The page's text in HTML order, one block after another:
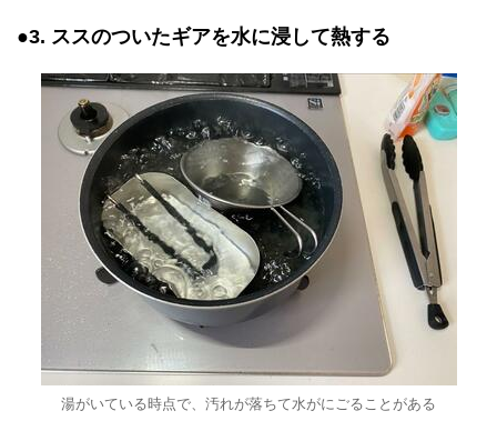
●3. ススのついたギアを水に浸して熱する
湯がいている時点で、汚れが落ちて水がにごることがある